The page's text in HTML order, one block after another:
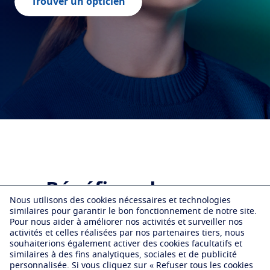
Protéger
Transitions Verres intelligents qui s'adaptent à la lumière
Verres solaires Vision et style
Matériaux filtrants dans les verres du quoitidien
Optimiser
Configurateur de verres
Les garanties Essilor
Virtual Try On
Nous contacter
Qualissime
Partenariats
IEMP
Ligue de Football Professionnel
Problèmes liés à la vue
Votre vision au quotidien
Tout savoir sur les verres
La vue selon l'age
Bénéfices du verre
Essilor Stellest 2.0​
Prise en charge de la myopie
Nous utilisons des cookies nécessaires et technologies
similaires pour garantir le bon fonctionnement de notre site.
Pour nous aider à améliorer nos activités et surveiller nos
activités et celles réalisées par nos partenaires tiers, nous
souhaiterions également activer des cookies facultatifs et
similaires à des fins analytiques, sociales et de publicité
personnalisée. Si vous cliquez sur « Refuser tous les cookies